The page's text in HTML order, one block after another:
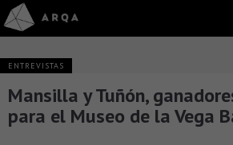
ENTREVISTAS
Mansilla y Tuñón,
para el Museo de la Vega